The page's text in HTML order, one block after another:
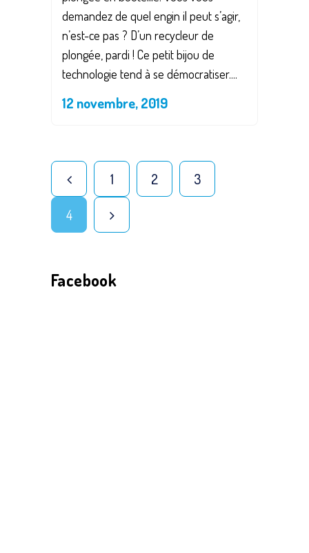
demandez de quel engin il peut s’agir,
n’est-ce pas ? D’un recycleur de
plongée, pardi ! Ce petit bijou de
technologie tend à se démocratiser....
12 novembre, 2019
1 2
3
4
Facebook